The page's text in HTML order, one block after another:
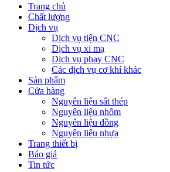
Trang chủ
Chất lượng
Dịch vụ
Dịch vụ tiện CNC
Dịch vụ xi mạ
Dịch vụ phay CNC
Các dịch vụ cơ khí khác
Sản phẩm
Cửa hàng
Nguyên liệu sắt thép
Nguyên liệu nhôm
Nguyên liệu đồng
Nguyên liệu nhựa
Trang thiết bị
Báo giá
Tin tức